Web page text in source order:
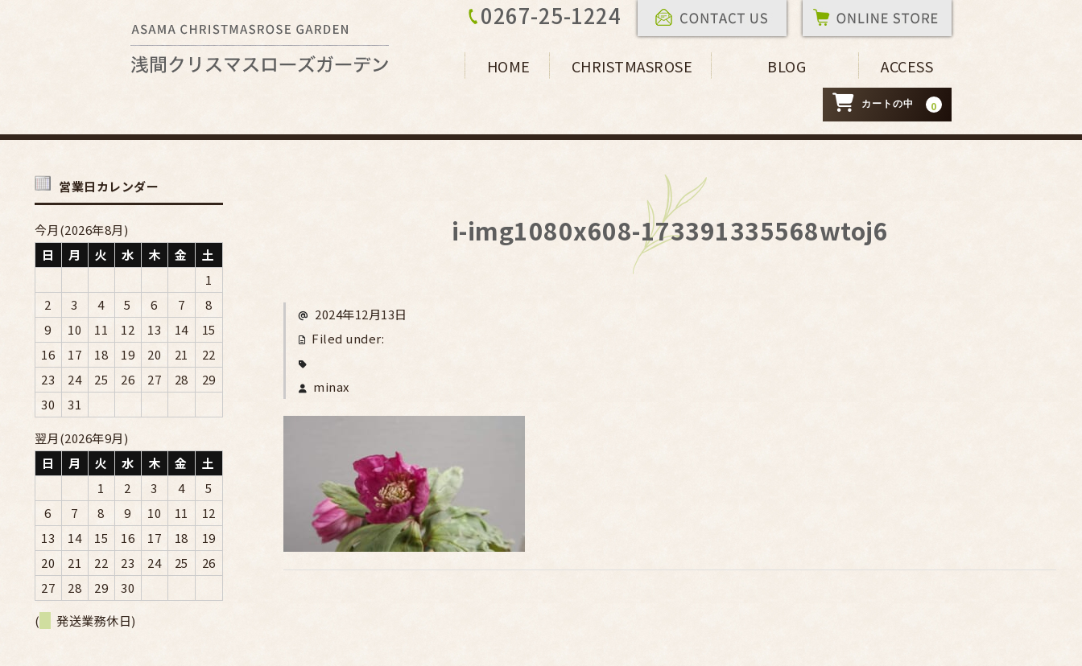
0267-25-1224
HOME CHRISTMASROSE BLOG ACCESS
カートの中 0
i-img1080x608-173391335568wtoj6
2024年12月13日
Filed under:
minax
営業日カレンダー
今月(2026年8月)
日
月 火 水 木 金
土
1
2
3 4 5 6 7
8
9
10 11 12 13 14
15
16
17 18 19 20 21
22
23
24 25 26 27 28
29
30
31
翌月(2026年9月)
日
月 火 水 木 金
土
1
2 3 4
5
6
7 8 9 10 11
12
13
14 15 16 17 18
19
20
21 22 23 24 25
26
27
28 29
30
(
発送業務休日)